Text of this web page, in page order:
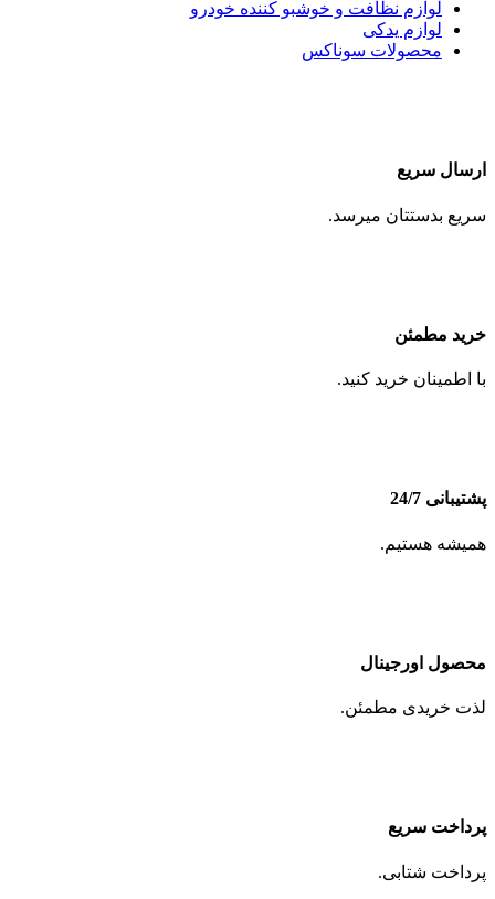
لوازم نظافت و خوشبو کننده خودرو
لوازم یدکی
محصولات سوناکس
ارسال سریع
سریع بدستتان میرسد.
خرید مطمئن
با اطمینان خرید کنید.
پشتیبانی 24/7
همیشه هستیم.
محصول اورجینال
لذت خریدی مطمئن.
پرداخت سریع
پرداخت شتابی.